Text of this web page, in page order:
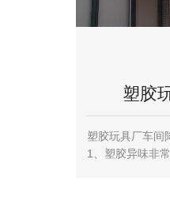
橡塑
橡塑厂降温福泰环保空
警中，希望我们